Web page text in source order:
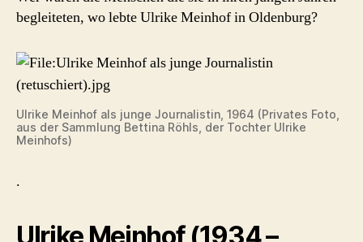
begleiteten, wo lebte Ulrike Meinhof in Oldenburg?
Ulrike Meinhof als junge Journalistin, 1964 (Privates Foto,
aus der Sammlung Bettina Röhls, der Tochter Ulrike
Meinhofs)
.